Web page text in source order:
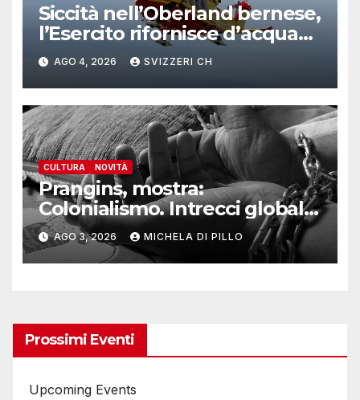
Siccità nell’Oberland bernese,
l’Esercito rifornisce d’acqua
due alpeggi
AGO 4, 2026 SVIZZERI CH
CULTURA NOVITÀ
Prangins, mostra:
Colonialismo. Intrecci globali
della Svizzera
AGO 3, 2026 MICHELA DI PILLO
Prossimi Eventi
Upcoming Events